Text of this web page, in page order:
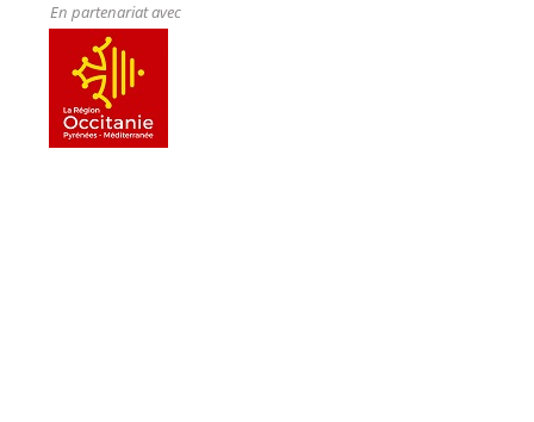
En partenariat avec